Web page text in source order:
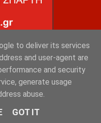
to deliver its services
and user-agent are
and security
generate usage
abuse.
GOT IT